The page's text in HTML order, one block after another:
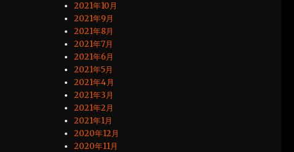
2021年10月
2021年9月
2021年8月
2021年7月
2021年6月
2021年5月
2021年4月
2021年3月
2021年2月
2021年1月
2020年12月
2020年11月